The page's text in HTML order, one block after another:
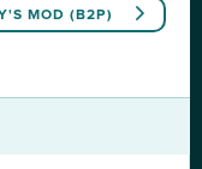
MOD (B2P)